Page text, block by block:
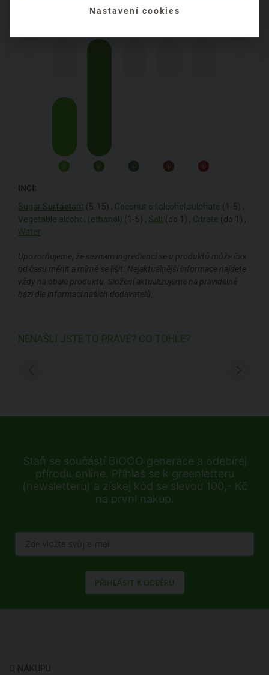
INCI:
Sugar Surfactant (5-15) , Coconut oil alcohol sulphate (1-5) ,
Vegetable alcohol (ethanol) (1-5) , Salt (do 1) , Citrate (do 1) ,
Water
Upozorňujeme, že seznam ingrediencí se u produktů může čas
od času měnit a mírně se lišit. Nejaktuálnější informace najdete
vždy na obale produktu. Složení aktualizujeme na pravidelné
bázi dle informací našich dodavatelů.
NENAŠLI JSTE TO PRAVÉ? CO TOHLE?
Staň se součástí BiOOO generace a odebírej
přírodu online. Přihlaš se k greenletteru
(newsletteru) a získej kód se slevou 100,- Kč
na první nákup.
PŘIHLÁSIT K ODBĚRU
O NÁKUPU
Nastavení cookies